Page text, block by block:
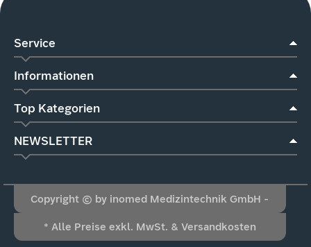
Service
Informationen
Top Kategorien
NEWSLETTER
Copyright © by inomed Medizintechnik GmbH -
Alle Rechte vorbehalten
* Alle Preise exkl. MwSt. & Versandkosten